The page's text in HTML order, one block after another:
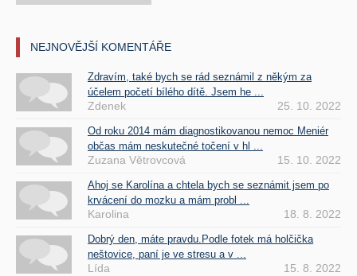
NEJNOVĚJŠÍ KOMENTÁŘE
Zdravím, také bych se rád seznámil z někým za
účelem početí bílého dítě. Jsem he ...
Zdenek 25. 10. 2022
Od roku 2014 mám diagnostikovanou nemoc Meniér
občas mám neskutečné točení v hl ...
Zuzana Větrovcová 15. 10. 2022
Ahoj se Karolína a chtela bych se seznámit jsem po
krvácení do mozku a mám probl ...
Karolina 18. 8. 2022
Dobrý den, máte pravdu.Podle fotek má holčička
neštovice, paní je ve stresu a v ...
Lída 15. 8. 2022